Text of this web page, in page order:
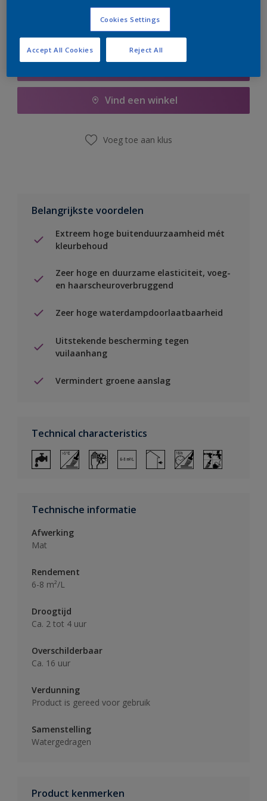
Vind een winkel
Voeg toe aan klus
Belangrijkste voordelen
Extreem hoge buitenduurzaamheid mét
kleurbehoud
Zeer hoge en duurzame elasticiteit, voeg-
en haarscheuroverbruggend
Zeer hoge waterdampdoorlaatbaarheid
Uitstekende bescherming tegen
vuilaanhang
Vermindert groene aanslag
Technical characteristics
Technische informatie
Afwerking
Mat
Rendement
6-8 m²/L
Droogtijd
Ca. 2 tot 4 uur
Overschilderbaar
Ca. 16 uur
Verdunning
Product is gereed voor gebruik
Samenstelling
Watergedragen
Product kenmerken
Cookies Settings
Reject All
Accept All Cookies